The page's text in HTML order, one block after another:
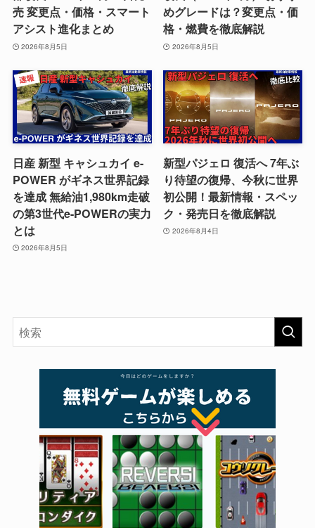
売 変更点・価格・スマート
アシスト進化まとめ
2026年8月5日
めグレードは？変更点・価
格・燃費を徹底解説
2026年8月5日
日産 新型 キャシュカイ e-
POWER がギネス世界記録
を達成 無給油1,980km走破
の第3世代e-POWERの実力
とは
2026年8月5日
新型パジェロ 復活へ 7年ぶ
り待望の復帰、今秋に世界
初公開！最新情報・スペッ
ク・発売日を徹底解説
2026年8月4日